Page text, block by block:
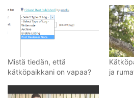
Mistä tiedän, että
kätköpaikkani on vapaa?
ja